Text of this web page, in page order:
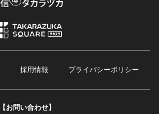
採用情報 プライバシーポリシー
【お問い合わせ】